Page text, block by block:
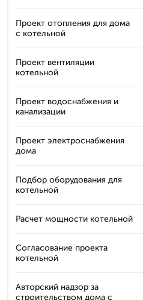
Проект отопления для дома
с котельной
Проект вентиляции
котельной
Проект водоснабжения и
канализации
Проект электроснабжения
дома
Подбор оборудования для
котельной
Расчет мощности котельной
Согласование проекта
котельной
Авторский надзор за
строительством дома с